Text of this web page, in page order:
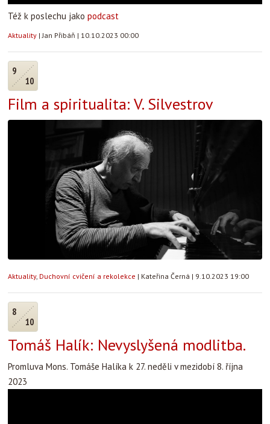
Též k poslechu jako podcast
Aktuality |Jan Přibáň | 10.10.2023 00:00
9
10
Film a spiritualita: V. Silvestrov
Aktuality, Duchovní cvičení a rekolekce | Kateřina Černá | 9.10.2023 19:00
8
10
Tomáš Halík: Nevyslyšená modlitba.
Promluva Mons. Tomáše Halíka k 27. neděli v mezidobí 8. října
2023